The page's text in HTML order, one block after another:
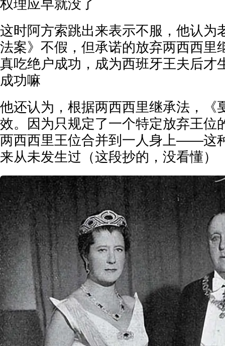
权理应早就没了
这时阿方索跳出来表示不服，他认为
法案》不假，但承诺的放弃两西西里
真吃绝户成功，成为西班牙王夫后才
成功嘛
他还认为，根据两西西里继承法，《
效。因为只规定了一个特定放弃王位
两西西里王位合并到一人身上——这
来从未发生过（这段抄的，没看懂）